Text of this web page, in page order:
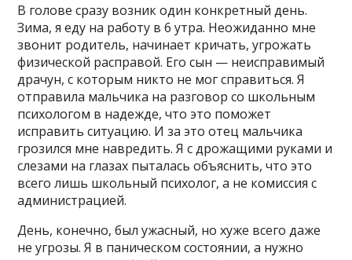
В голове сразу возник один конкретный день.
Зима, я еду на работу в 6 утра. Неожиданно мне
звонит родитель, начинает кричать, угрожать
физической расправой. Его сын — неисправимый
драчун, с которым никто не мог справиться. Я
отправила мальчика на разговор со школьным
психологом в надежде, что это поможет
исправить ситуацию. И за это отец мальчика
грозился мне навредить. Я с дрожащими руками и
слезами на глазах пыталась объяснить, что это
всего лишь школьный психолог, а не комиссия с
администрацией.
День, конечно, был ужасный, но хуже всего даже
не угрозы. Я в паническом состоянии, а нужно